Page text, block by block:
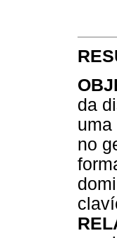
da
uma
no